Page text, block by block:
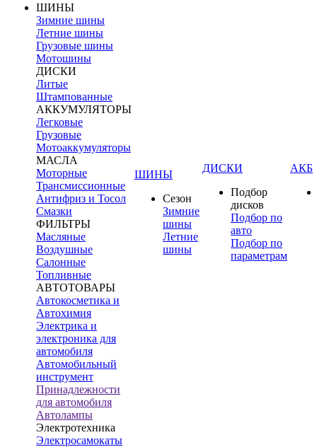
ШИНЫ
Зимние шины
Летние шины
Грузовые шины
Мотошины
ДИСКИ
Литые
Штампованные
АККУМУЛЯТОРЫ
Легковые
Грузовые
Мотоаккумуляторы
МАСЛА
Моторные
Трансмиссионные
Антифриз и Тосол
Смазки
ФИЛЬТРЫ
Масляные
Воздушные
Салонные
Топливные
АВТОТОВАРЫ
Автокосметика и
Автохимия
Электрика и
электроника для
автомобиля
Автомобильный
инструмент
Принадлежности
для автомобиля
Автолампы
Электротехника
Электросамокаты
ШИНЫ
Сезон
Зимние
шины
Летние
шины
ДИСКИ
Подбор
дисков
Подбор по
авто
Подбор по
параметрам
АКБ